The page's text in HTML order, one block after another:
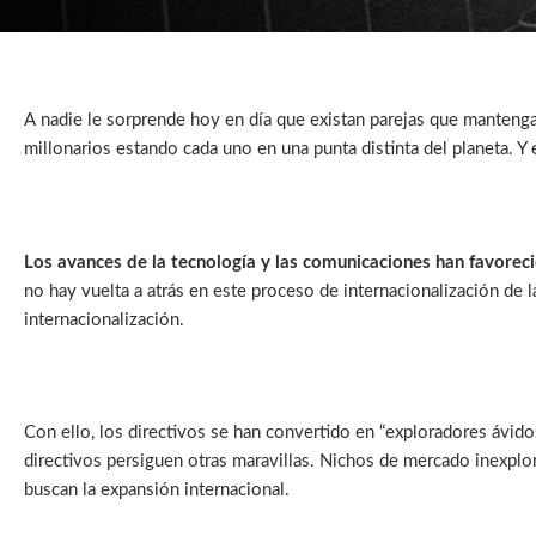
A nadie le sorprende hoy en día que existan parejas que
millonarios estando cada uno en una punta distinta del planeta. Y
Los avances de la tecnología y las comunicaciones han
no hay vuelta a atrás en este proceso de internacionalización de
internacionalización.
Con ello, los directivos se han convertido en “exploradores
directivos persiguen otras maravillas. Nichos de mercado
buscan la expansión internacional.